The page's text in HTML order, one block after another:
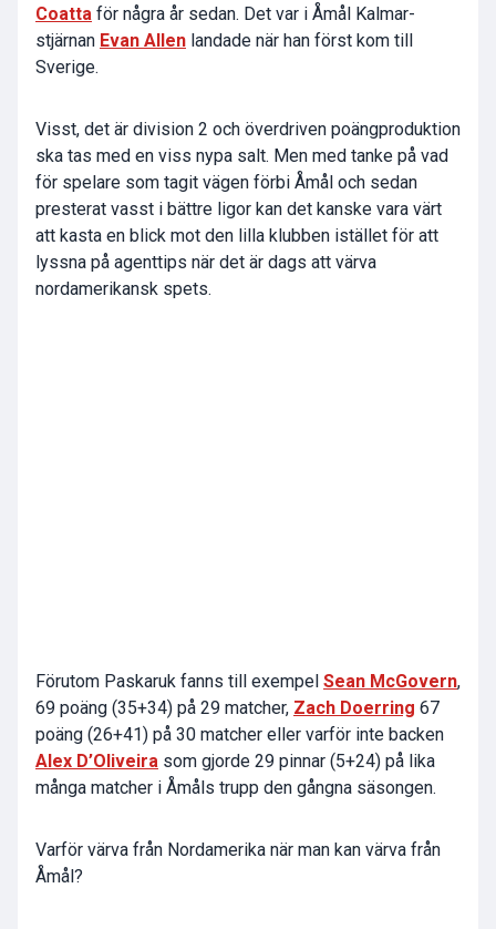
Coatta för några år sedan. Det var i Åmål Kalmar-
stjärnan Evan Allen landade när han först kom till
Sverige.
Visst, det är division 2 och överdriven poängproduktion
ska tas med en viss nypa salt. Men med tanke på vad
för spelare som tagit vägen förbi Åmål och sedan
presterat vasst i bättre ligor kan det kanske vara värt
att kasta en blick mot den lilla klubben istället för att
lyssna på agenttips när det är dags att värva
nordamerikansk spets.
Förutom Paskaruk fanns till exempel Sean McGovern,
69 poäng (35+34) på 29 matcher, Zach Doerring 67
poäng (26+41) på 30 matcher eller varför inte backen
Alex D’Oliveira som gjorde 29 pinnar (5+24) på lika
många matcher i Åmåls trupp den gångna säsongen.
Varför värva från Nordamerika när man kan värva från
Åmål?